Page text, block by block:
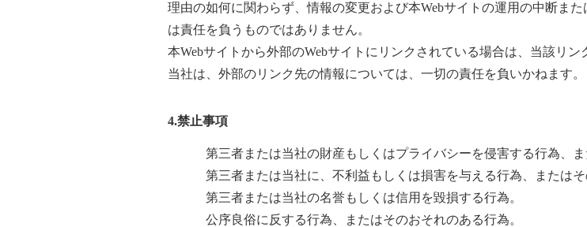
理由の如何に関わらず、情報の変更および本Webサイトの運用の中断ま
は責任を負うものではありません。
本Webサイトから外部のWebサイトにリンクされている場合は、当該リン
当社は、外部のリンク先の情報については、一切の責任を負いかねます。
4.禁止事項
第三者または当社の財産もしくはプライバシーを侵害する行為、
第三者または当社に、不利益もしくは損害を与える行為、またはそ
第三者または当社の名誉もしくは信用を毀損する行為。
公序良俗に反する行為、またはそのおそれのある行為。